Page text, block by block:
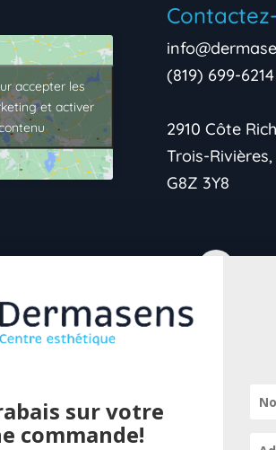
accepter les
et activer
(819) 699-6214
2910 Côte
Trois-Rivières,
G8Z 3Y8
→Conditions
sur votre
commande!